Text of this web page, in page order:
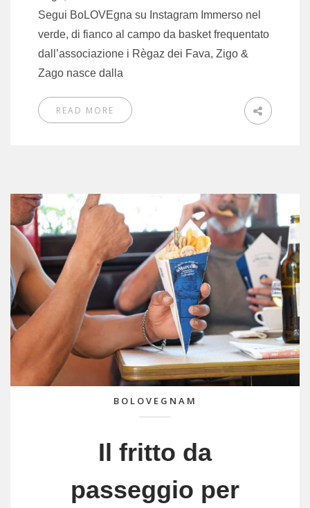
Segui BoLOVEgna su Instagram Immerso nel
verde, di fianco al campo da basket frequentato
dall’associazione i Règaz dei Fava, Zigo &
Zago nasce dalla
READ MORE
BOLOVEGNAM
Il fritto da
passeggio per